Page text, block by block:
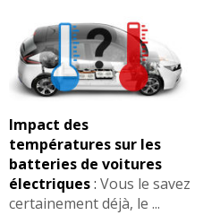
Impact des
températures sur les
batteries de voitures
électriques: Vous le savez
certainement déjà, le ...